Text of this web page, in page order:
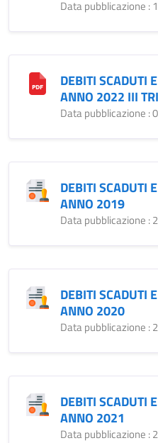
Data pubblicazione :
DEBITI SCADUTI
ANNO 2022 III
Data pubblicazione :
DEBITI SCADUTI
ANNO 2019
Data pubblicazione :
DEBITI SCADUTI
ANNO 2020
Data pubblicazione :
DEBITI SCADUTI
ANNO 2021
Data pubblicazione :